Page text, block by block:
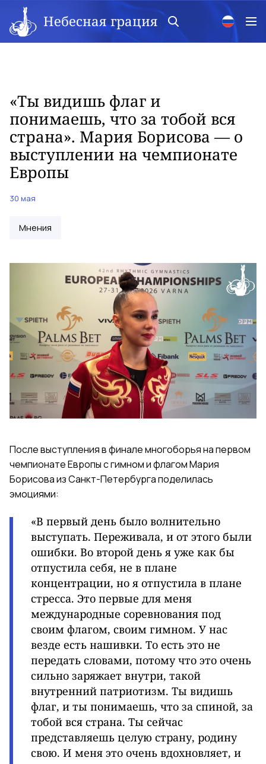
Небесная грация
«Ты видишь флаг и
понимаешь, что за тобой вся
страна». Мария Борисова — о
выступлении на чемпионате
Европы
30 мая
Мнения
После выступления в финале многоборья на первом
чемпионате Европы с гимном и флагом Мария
Борисова из Санкт-Петербурга поделилась
эмоциями:
«В первый день было волнительно
выступать. Переживала, и от этого были
ошибки. Во второй день я уже как бы
отпустила себя, не в плане
концентрации, но я отпустила в плане
стресса. Это первые для меня
международные соревнования под
своим флагом, своим гимном. У нас
везде есть нашивки. То есть это не
передать словами, потому что это очень
сильно заряжает внутри, такой
внутренний патриотизм. Ты видишь
флаг, и ты понимаешь, что за спиной, за
тобой вся страна. Ты сейчас
представляешь целую страну, родину
свою. И меня это очень вдохновляет, и